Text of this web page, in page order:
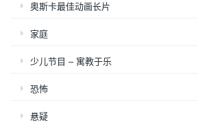
奥斯卡最佳动画长片
家庭
少儿节目 – 寓教于乐
恐怖
悬疑